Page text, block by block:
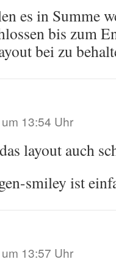
es in Summe
bis zum
bei zu
13:54 Uhr
layout auch
smiley ist
13:57 Uhr